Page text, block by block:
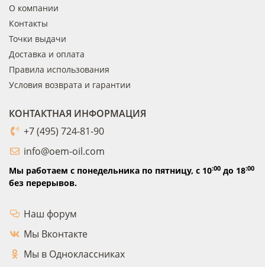
О компании
Контакты
Точки выдачи
Доставка и оплата
Правила использования
Условия возврата и гарантии
КОНТАКТНАЯ ИНФОРМАЦИЯ
+7 (495) 724-81-90
info@oem-oil.com
Мы работаем с понедельника по пятницу, с 10:00 до 18:00
без перерывов.
Наш форум
Мы Вконтакте
Мы в Одноклассниках